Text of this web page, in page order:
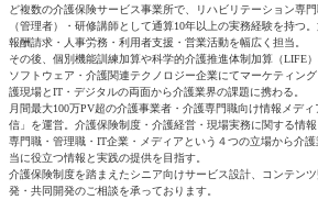
ど複数の介護保険サービス事業所で、リハビリテーション専
（管理者）・研修講師として通算10年以上の実務経験を持つ
報酬請求・人事労務・利用者支援・営業活動を幅広く担当。
その後、個別機能訓練加算や科学的介護推進体制加算（LIFE
ソフトウェア・介護関連テクノロジー企業にてマーケティン
護現場とIT・デジタルの両面から介護業界の課題に携わる。
月間最大100万PV超の介護事業者・介護専門職向け情報メデ
信」を運営。介護保険制度・介護経営・現場実務に関する情報
専門職・管理職・IT企業・メディアという４つの立場から介
当に役立つ情報と実践の提供を目指す。
介護保険制度を踏まえたシニア向けサービス設計、コンテン
発・共同開発のご相談を承っております。